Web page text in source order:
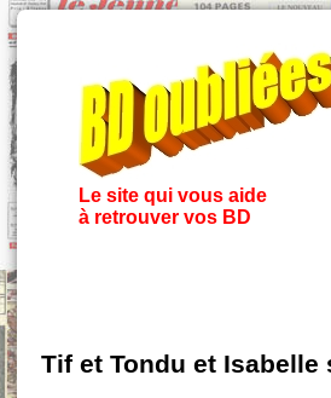
Le site qui vous aide
à retrouver vos BD
Tif et Tondu et Isabelle